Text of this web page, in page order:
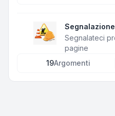
Segnalateci
pagine
19Argomenti